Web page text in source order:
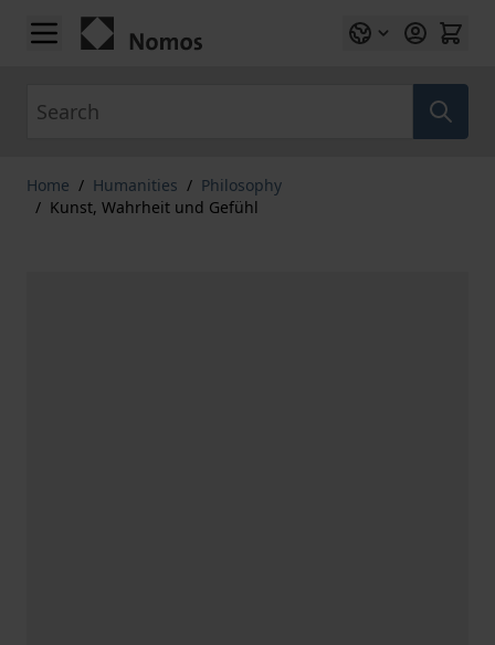
Skip to Content
Home / Humanities / Philosophy
/ Kunst, Wahrheit und Gefühl